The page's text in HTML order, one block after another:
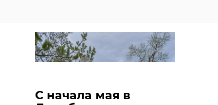
С начала мая в